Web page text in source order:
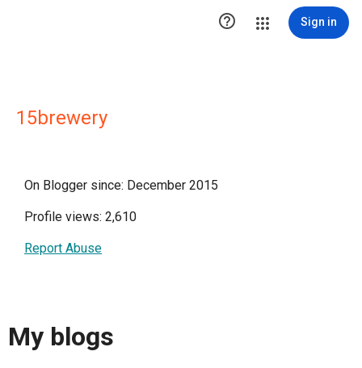
 Sign in
15brewery
On Blogger since: December 2015
Profile views: 2,610
Report Abuse
My blogs